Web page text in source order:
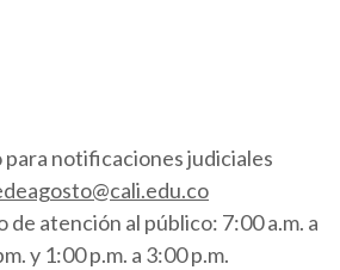
para notificaciones judiciales
de atención al público: 7:00 a.m. a
y 1:00 p.m. a 3:00 p.m.